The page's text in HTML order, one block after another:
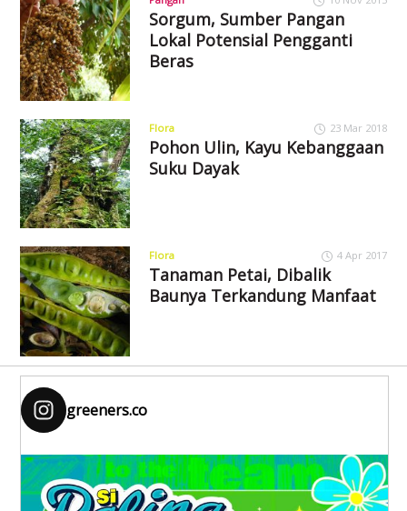
Sorgum, Sumber Pangan
Lokal Potensial Pengganti
Beras
Flora 23 Mar 2018
Pohon Ulin, Kayu Kebanggaan
Suku Dayak
Flora 4 Apr 2017
Tanaman Petai, Dibalik
Baunya Terkandung Manfaat
greeners.co